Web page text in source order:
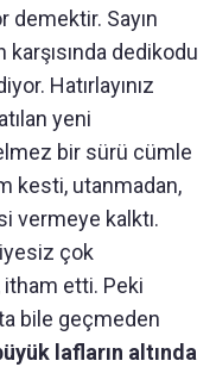
demektir. Sayın
dedikodu
Hatırlayınız
yeni
bir sürü cümle
kesti, utanmadan,
vermeye kalktı.
çok
etti. Peki
bile geçmeden
lafların altında